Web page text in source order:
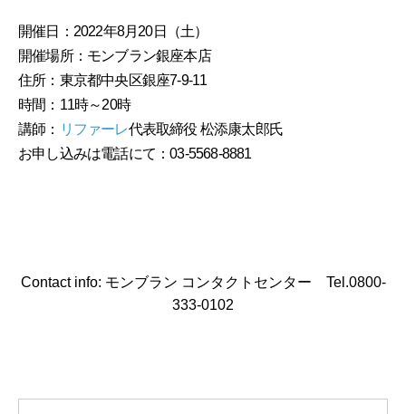
開催日：2022年8月20日（土）
開催場所：モンブラン銀座本店
住所：東京都中央区銀座7-9-11
時間：11時～20時
講師： リファーレ代表取締役 松添康太郎氏
お申し込みは電話にて：03-5568-8881
Contact info: モンブラン コンタクトセンター Tel.0800-
333-0102